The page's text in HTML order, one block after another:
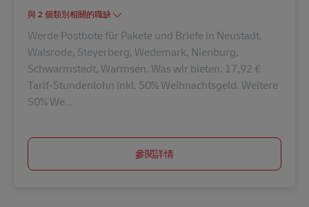
與 2 個類別相關的職缺
Werde Postbote für Pakete und Briefe in Neustadt,
Walsrode, Steyerberg, Wedemark, Nienburg,
Schwarmstedt, Warmsen. Was wir bieten. 17,92 €
Tarif-Stundenlohn inkl. 50% Weihnachtsgeld. Weitere
50% We...
參閱詳情